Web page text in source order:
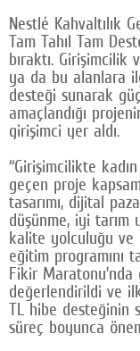
Nestlé Kahvaltılık
Tam Tahıl Tam
bıraktı.
ya da bu alanlara
desteği sunarak
amaçlandığı
girişimci yer aldı.
“Girişimcilikte
geçen proje
tasarımı, dijital
düşünme, iyi tarım
kalite yolculuğu
eğitim programını
Fikir
değerlendirildi ve
TL hibe desteğinin
süreç boyunca